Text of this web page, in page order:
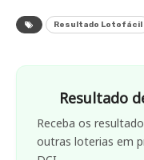
Resultado Lotofácil
Resultado
Receba os
outras loterias em